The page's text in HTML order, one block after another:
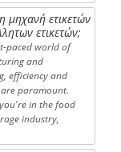
η μηχανή ετικετών
ετικετών;
paced world of
and
efficiency and
paramount.
in the food
industry,